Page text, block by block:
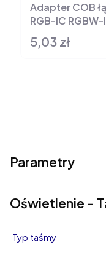
Adapter COB
RGB-IC RGBW-
Cena
5,03 zł
Parametry
Oświetlenie -
Typ taśmy